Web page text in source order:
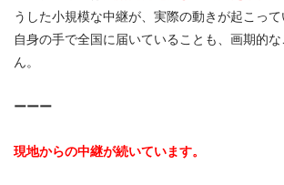
うした小規模な中継が、実際の動きが起こっ
自身の手で全国に届いていることも、画期的
ん。
ーーー
現地からの中継が続いています。